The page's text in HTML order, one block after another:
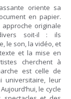
oriente sa
en papier.
originale
soit-il : ils
le son, la vidéo, et
et la mise en
cherchent à
est celle de
universitaire, leur
le cycle